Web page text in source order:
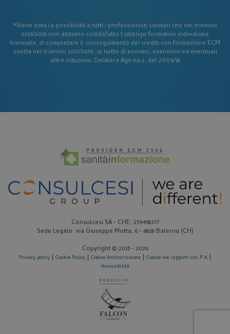
*Viene data la possibilità a tutti i professionisti sanitari che nel triennio
2014/2016 non abbiano soddisfatto l'obbligo formativo individuale
triennale, di completare il conseguimento dei crediti con formazione ECM
svolta nel triennio 2017/2019, al netto di esoneri, esenzioni ed eventuali
altre riduzioni. Delibera Age.na.s. del 27/09/18
Consulcesi SA - CHE: 259458377
Sede Legale: via Giuseppe Motta, 6 - 6828 Balerna (CH)
Copyright © 2015 - 2026
Privacy policy| Cookie Policy| Codice Anticorruzione| Codice nei rapporti con P.A|
Accessibilità
_tteus
www.corsi-ecm-fad.it
_ga_CRJZ0L79XT
.corsi-ecm-fad.it
SESS7b4e12758570bd0814c4eb60937c293e .www.corsi-ecm-fad.it